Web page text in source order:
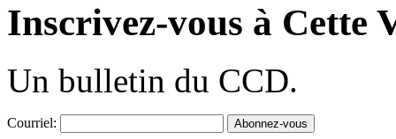
Inscrivez-vous à Cette
Un bulletin du CCD.
Courriel: